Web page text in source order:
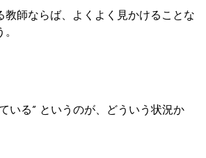
教師ならば、よくよく見かけることな
いる” というのが、どういう状況か